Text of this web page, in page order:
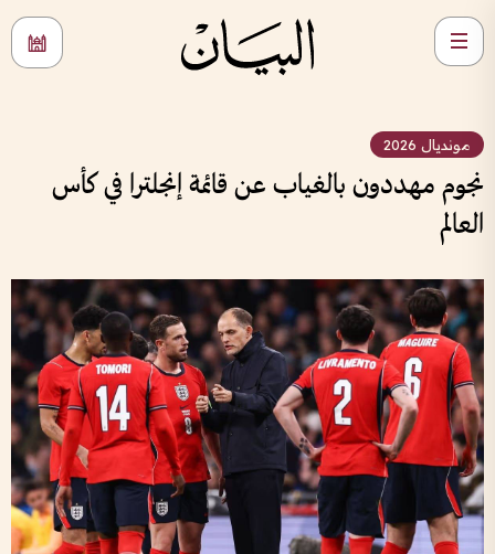
مونديال 2026
نجوم مهددون بالغياب عن قائمة إنجلترا في كأس
العالم